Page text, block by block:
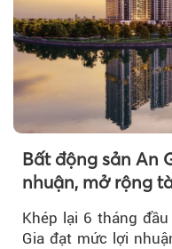
Bất động sản An
nhuận, mở rộng
Khép lại 6 tháng
Gia đạt mức lợi